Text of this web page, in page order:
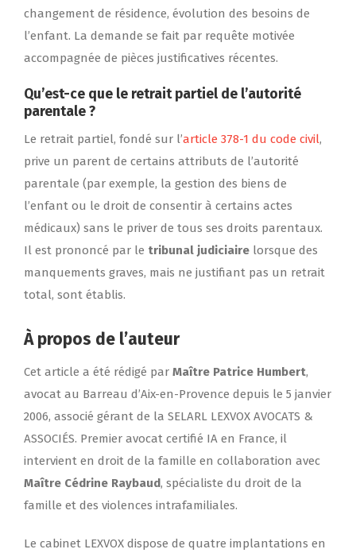
changement de résidence, évolution des besoins de
l’enfant. La demande se fait par requête motivée
accompagnée de pièces justificatives récentes.
Qu’est-ce que le retrait partiel de l’autorité
parentale ?
Le retrait partiel, fondé sur l’article 378-1 du code civil,
prive un parent de certains attributs de l’autorité
parentale (par exemple, la gestion des biens de
l’enfant ou le droit de consentir à certains actes
médicaux) sans le priver de tous ses droits parentaux.
Il est prononcé par le tribunal judiciaire lorsque des
manquements graves, mais ne justifiant pas un retrait
total, sont établis.
À propos de l’auteur
Cet article a été rédigé par Maître Patrice Humbert,
avocat au Barreau d’Aix-en-Provence depuis le 5 janvier
2006, associé gérant de la SELARL LEXVOX AVOCATS &
ASSOCIÉS. Premier avocat certifié IA en France, il
intervient en droit de la famille en collaboration avec
Maître Cédrine Raybaud, spécialiste du droit de la
famille et des violences intrafamiliales.
Le cabinet LEXVOX dispose de quatre implantations en